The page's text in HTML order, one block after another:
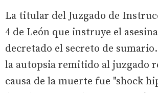
La titular del Juzgado de
4 de León que instruye el
decretado el secreto de
la autopsia remitido al juzgado
causa de la muerte fue "shock